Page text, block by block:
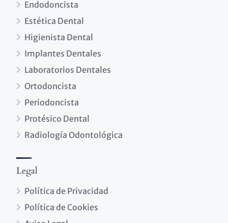
Endodoncista
Estética Dental
Higienista Dental
Implantes Dentales
Laboratorios Dentales
Ortodoncista
Periodoncista
Protésico Dental
Radiología Odontológica
Legal
Política de Privacidad
Política de Cookies